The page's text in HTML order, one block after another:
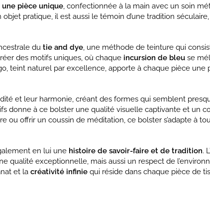
pièce unique, confectionnée à la main avec un soin
pratique, il est aussi le témoin d’une tradition
du tie and dye, une méthode de teinture qui
des motifs uniques, où chaque incursion de bleu se
teint naturel par excellence, apporte à chaque pièce une
et leur harmonie, créant des formes qui semblent
donne à ce bolster une qualité visuelle captivante et un
offrir un coussin de méditation, ce bolster s’adapte à
en lui une histoire de savoir-faire et de tradition.
qualité exceptionnelle, mais aussi un respect de
et la créativité infinie qui réside dans chaque pièce de